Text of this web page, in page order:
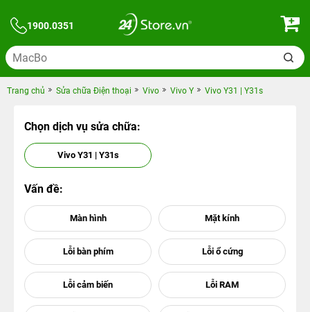
1900.0351
Trang chủ Sửa chữa Điện thoại Vivo Vivo Y Vivo Y31 | Y31s
Chọn dịch vụ sửa chữa:
Vivo Y31 | Y31s
Vấn đề: